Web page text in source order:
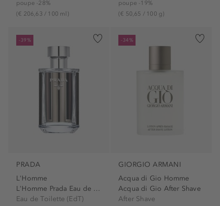
poupe -28%
(€ 206,63 / 100 ml)
poupe -19%
(€ 50,65 / 100 g)
-39%
PRADA
L'Homme
L'Homme Prada Eau de Toilette
Eau de Toilette (EdT)
-34%
GIORGIO ARMANI
Acqua di Gio Homme
Acqua di Gio After Shave
After Shave